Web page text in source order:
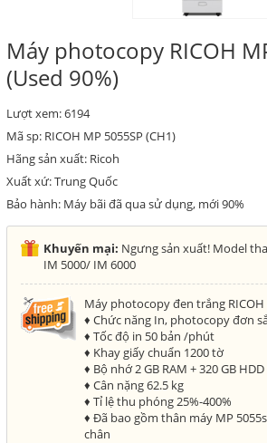
Máy photocopy RICOH
(Used 90%)
Lượt xem: 6194
Mã sp: RICOH MP 5055SP (CH1)
Hãng sản xuất: Ricoh
Xuất xứ: Trung Quốc
Bảo hành: Máy bãi đã qua sử dụng, mới 90%
Khuyến mại: Ngưng sản xuất! Model
IM 5000/ IM 6000
Máy photocopy đen trắng RICOH
♦ Chức năng In, photocopy đơn
♦ Tốc độ in 50 bản /phút
♦ Khay giấy chuẩn 1200 tờ
♦ Bộ nhớ 2 GB RAM + 320 GB HDD
♦ Cân nặng 62.5 kg
♦ Tỉ lệ thu phóng 25%-400%
♦ Đã bao gồm thân máy MP
chân